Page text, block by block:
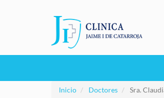
Inicio Doctores Sra.